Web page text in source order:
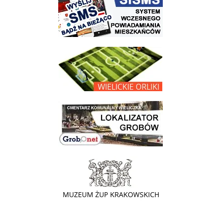
link do opisu projektu Wielickie Orliki
link do lokalizatora grobów na wielickim cmentarzu - grobnet
link do strony - Muzeum Żup Krakowskich Wieliczka